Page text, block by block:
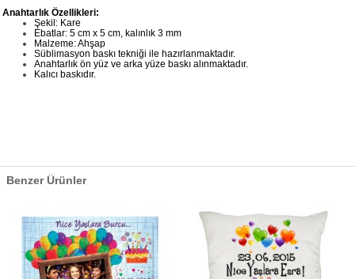
Anahtarlık Özellikleri:
Şekil: Kare
Ebatlar: 5 cm x 5 cm, kalınlık 3 mm
Malzeme: Ahşap
Süblimasyon baskı tekniği ile hazırlanmaktadır.
Anahtarlık ön yüz ve arka yüze baskı alınmaktadır.
Kalıcı baskıdır.
Benzer Ürünler